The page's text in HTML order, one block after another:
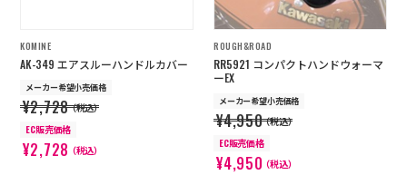
KOMINE
AK-349 エアスルーハンドルカバー
メーカー希望小売価格
¥2,728（税込）
EC販売価格
¥2,728（税込）
ROUGH&ROAD
RR5921 コンパクトハンドウォーマ
ーEX
メーカー希望小売価格
¥4,950（税込）
EC販売価格
¥4,950（税込）